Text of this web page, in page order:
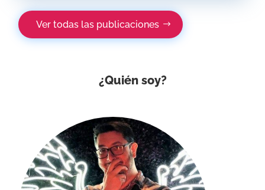
Ver todas las publicaciones
¿Quién soy?